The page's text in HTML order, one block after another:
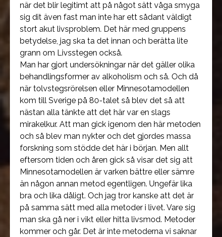
när det blir legitimt att på något sätt våga smyga
sig dit även fast man inte har ett sådant väldigt
stort akut livsproblem. Det här med gruppens
betydelse, jag ska ta det innan och berätta lite
grann om Livsstegen också.
Man har gjort undersökningar när det gäller olika
behandlingsformer av alkoholism och så. Och då
när tolvstegsrörelsen eller Minnesotamodellen
kom till Sverige på 80-talet så blev det så att
nästan alla tänkte att det här var en slags
mirakelkur. Att man gick igenom den här metoden
och så blev man nykter och det gjordes massa
forskning som stödde det här i början. Men allt
eftersom tiden och åren gick så visar det sig att
Minnesotamodellen är varken bättre eller sämre
än någon annan metod egentligen. Ungefär lika
bra och lika dåligt. Och jag tror kanske att det är
på samma sätt med alla metoder i livet. Vare sig
man ska gå ner i vikt eller hitta livsmod. Metoder
kommer och går. Det är inte metoderna vi saknar